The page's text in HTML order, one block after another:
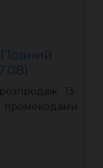
Повний
розпродаж 13-